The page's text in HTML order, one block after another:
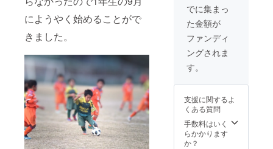
にようやく始めることがで
きました。
る時間
に合わ
せられ
ない可
能性が
ありま
の中学
校が始
まる
記のよ
うな時
時、必
ず備考
欄に掲
載を希
望され
るお名
ださ
い。
』
or『メ
ール』
のどち
らを希
望され
ただけ
ますと
幸いで
す。
※LINE
アカウ
ただけ
ますと
幸いで
す。
※LINE
アカウ
は、後
日個別
にメッ
セージ
にてお
伺いさ
所は指
定でき
ませ
ん。申
し訳ご
ざいま
・ご
購入者
様は、
自由に
設定い
ただけ
ます。
・限定1
枠で
す。
【注
意】サ
インは
スパイ
クの外
おりま
応援す
る会公
式LINE
から発
でに集まっ
た金額が
ファンディ
ングされま
す。
支援に関するよ
くある質問
手数料はいく
らかかります
か？